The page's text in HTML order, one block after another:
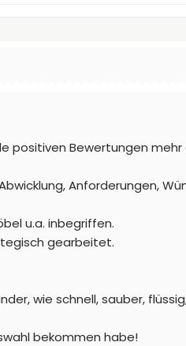
positiven Bewertungen
Anforderungen,
u.a. inbegriffen.
gearbeitet.
wie schnell, sauber,
bekommen habe!